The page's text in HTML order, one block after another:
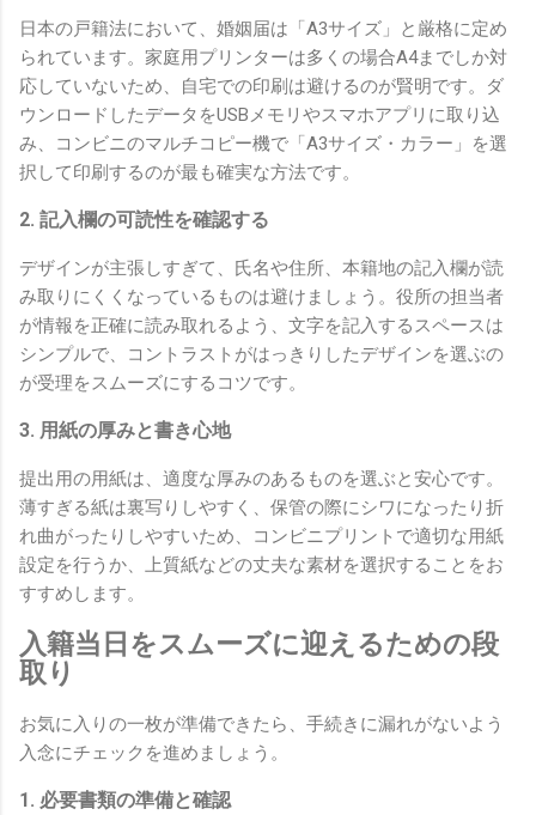
日本の戸籍法において、婚姻届は「A3サイズ」と厳格に定め
られています。家庭用プリンターは多くの場合A4までしか対
応していないため、自宅での印刷は避けるのが賢明です。ダ
ウンロードしたデータをUSBメモリやスマホアプリに取り込
み、コンビニのマルチコピー機で「A3サイズ・カラー」を選
択して印刷するのが最も確実な方法です。
2. 記入欄の可読性を確認する
デザインが主張しすぎて、氏名や住所、本籍地の記入欄が読
み取りにくくなっているものは避けましょう。役所の担当者
が情報を正確に読み取れるよう、文字を記入するスペースは
シンプルで、コントラストがはっきりしたデザインを選ぶの
が受理をスムーズにするコツです。
3. 用紙の厚みと書き心地
提出用の用紙は、適度な厚みのあるものを選ぶと安心です。
薄すぎる紙は裏写りしやすく、保管の際にシワになったり折
れ曲がったりしやすいため、コンビニプリントで適切な用紙
設定を行うか、上質紙などの丈夫な素材を選択することをお
すすめします。
入籍当日をスムーズに迎えるための段
取り
お気に入りの一枚が準備できたら、手続きに漏れがないよう
入念にチェックを進めましょう。
1. 必要書類の準備と確認